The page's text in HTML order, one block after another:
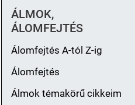
ÁLMOK,
ÁLOMFEJTÉS
Álomfejtés A-tól Z-ig
Álomfejtés
Álmok témakörű cikkeim